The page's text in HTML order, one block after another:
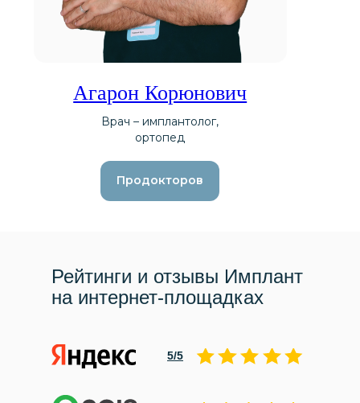
Агарон Корюнович
Врач – имплантолог,
ортопед
Продокторов
Рейтинги и отзывы Имплант
на интернет-площадках
5/5